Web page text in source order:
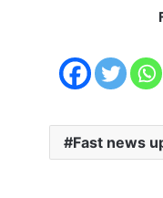
Fast news